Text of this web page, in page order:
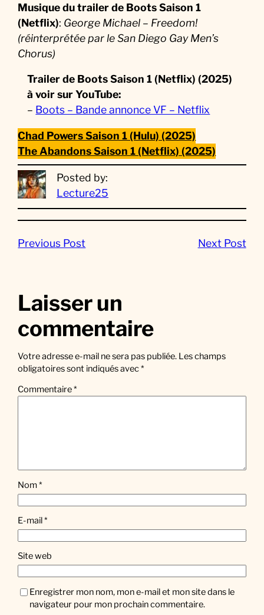
Musique du trailer de Boots Saison 1
(Netflix): George Michael – Freedom!
(réinterprétée par le San Diego Gay Men’s
Chorus)
Trailer de Boots Saison 1 (Netflix) (2025)
à voir sur YouTube:
– Boots – Bande annonce VF – Netflix
Chad Powers Saison 1 (Hulu) (2025)
The Abandons Saison 1 (Netflix) (2025)
Posted by:
Lecture25
Previous Post Next Post
Laisser un
commentaire
Votre adresse e-mail ne sera pas publiée. Les champs
obligatoires sont indiqués avec*
Commentaire*
Nom*
E-mail*
Site web
Enregistrer mon nom, mon e-mail et mon site dans le
navigateur pour mon prochain commentaire.